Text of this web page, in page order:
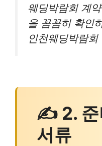
웨딩박람회 계
을 꼼꼼히 확인
인천웨딩박람
✍ 2. 준
서류